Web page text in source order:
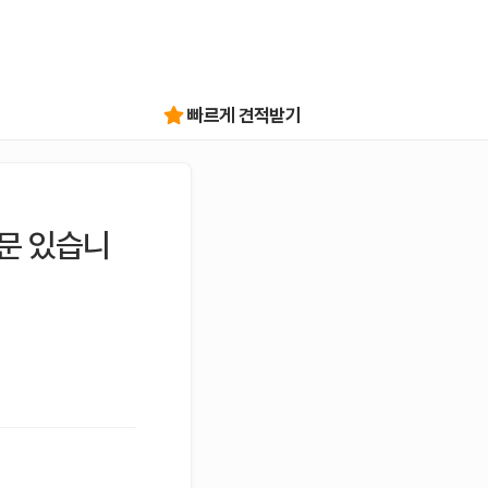
빠르게 견적받기
있습니